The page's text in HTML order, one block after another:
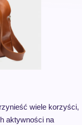
wiele korzyści,
aktywności na